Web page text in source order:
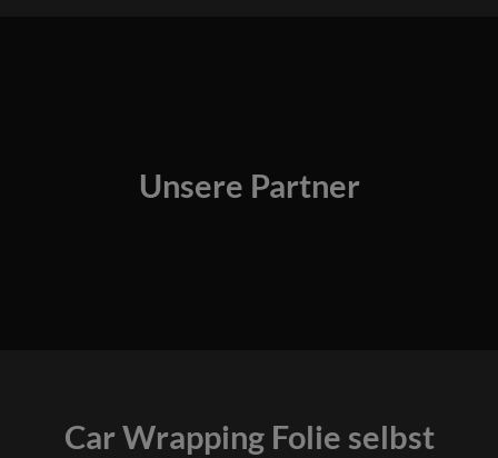
Unsere Partner
Car Wrapping Folie selbst